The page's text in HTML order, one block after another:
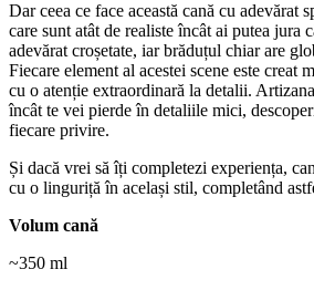
Dar ceea ce face această cană cu adevărat
care sunt atât de realiste încât ai putea jura
adevărat croșetate, iar brăduțul chiar are
Fiecare element al acestei scene este creat
cu o atenție extraordinară la detalii.
încât te vei pierde în detaliile mici,
fiecare privire.
Și dacă vrei să îți completezi experiența,
cu o linguriță în același stil, completând
Volum cană
~350 ml